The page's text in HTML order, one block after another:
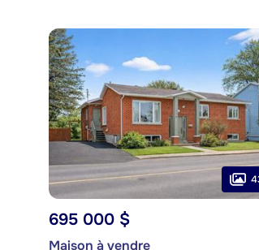
695 000 $
Maison à vendre